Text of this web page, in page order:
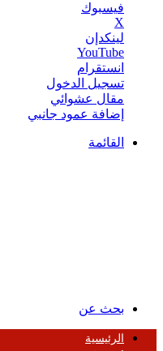
فيسبوك
‫X
لينكدإن
‫YouTube
انستقرام
تسجيل الدخول
مقال عشوائي
إضافة عمود جانبي
القائمة
بحث عن
الرئيسية